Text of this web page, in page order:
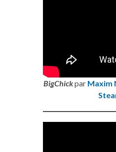
BigChickpar Maxim